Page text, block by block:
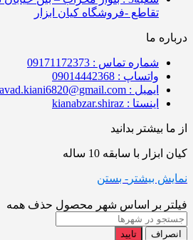
تقاطع -فروشگاه کیان ابزار
درباره ما
شماره تماس : 09171172373
واتساپ : 09014442368
ایمیل : javad.kiani6820@gmail.com
اینستا : kianabzar.shiraz
از ما بیشتر بدانید
کیان ابزار با سابقه 10 ساله
نمایش بیشتر - بستن
فیلتر بر اساس شهر محصول حذف همه
انصراف تایید